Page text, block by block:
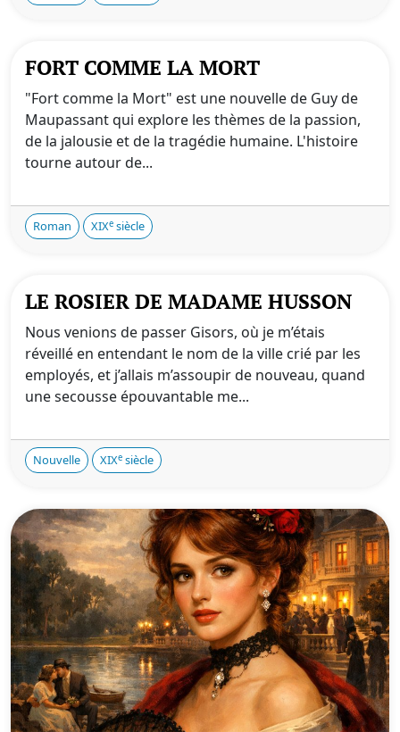
FORT COMME LA MORT
"Fort comme la Mort" est une nouvelle de Guy de
Maupassant qui explore les thèmes de la passion,
de la jalousie et de la tragédie humaine. L'histoire
tourne autour de...
Roman XIXe siècle
LE ROSIER DE MADAME HUSSON
Nous venions de passer Gisors, où je m’étais
réveillé en entendant le nom de la ville crié par les
employés, et j’allais m’assoupir de nouveau, quand
une secousse épouvantable me...
Nouvelle XIXe siècle